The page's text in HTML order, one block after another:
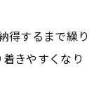
得するまで繰り
きやすくなり